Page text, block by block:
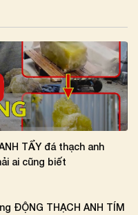
TẨY đá thạch anh
ai cũng biết
ĐỘNG THẠCH ANH TÍM